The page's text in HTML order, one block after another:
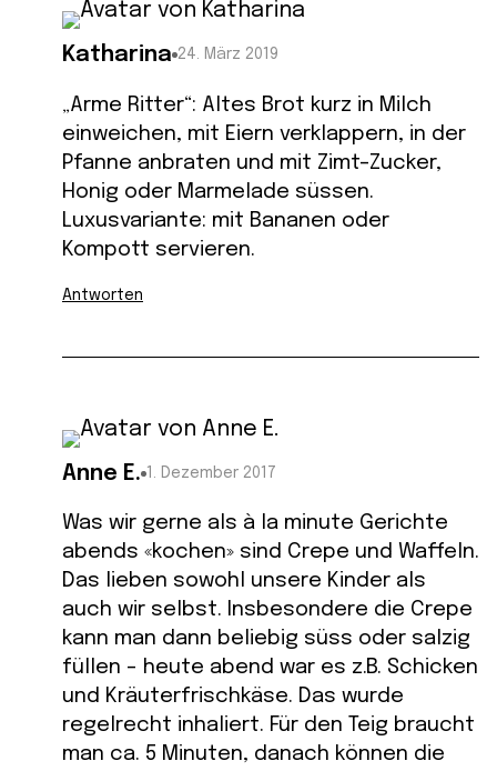
Katharina 24. März 2019
„Arme Ritter“: Altes Brot kurz in Milch
einweichen, mit Eiern verklappern, in der
Pfanne anbraten und mit Zimt-Zucker,
Honig oder Marmelade süssen.
Luxusvariante: mit Bananen oder
Kompott servieren.
Antworten
Anne E. 1. Dezember 2017
Was wir gerne als à la minute Gerichte
abends «kochen» sind Crepe und Waffeln.
Das lieben sowohl unsere Kinder als
auch wir selbst. Insbesondere die Crepe
kann man dann beliebig süss oder salzig
füllen – heute abend war es z.B. Schicken
und Kräuterfrischkäse. Das wurde
regelrecht inhaliert. Für den Teig braucht
man ca. 5 Minuten, danach können die